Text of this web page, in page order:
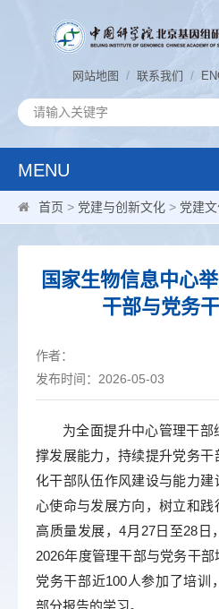
网站地图 / 联系我们 /
MENU
首页 > 党建与创新文化 > 党建
国家生物信息中心
干部与党务
作者：
发布时间：2026-05-03
为全面提升中心管理干
撑发展能力，持续提升党务
化干部队伍作风建设与能力
心使命与发展方向，树立和
高质量发展，4月27日至28日
2026年度管理干部与党务干
党务干部近100人参加了培训
部分报告的学习。